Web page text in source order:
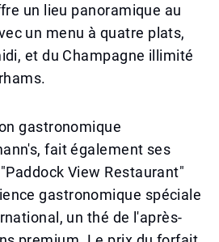
un lieu panoramique au
un menu à quatre plats,
et du Champagne illimité
gastronomique
fait également ses
View Restaurant"
gastronomique spéciale
un thé de l'après-